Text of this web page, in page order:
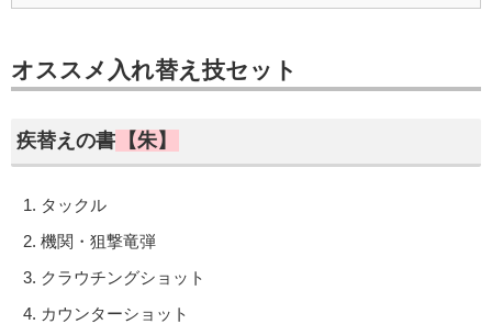
オススメ入れ替え技セット
疾替えの書 【朱】
タックル
機関・狙撃竜弾
クラウチングショット
カウンターショット